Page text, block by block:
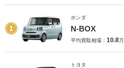
1
ホンダ
N-BOX
平均買取相場： 10.8
トヨタ